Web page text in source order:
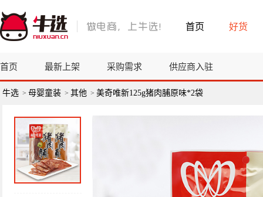
首页 好货
首页 最新上架 采购需求 供应商入驻
牛选 > 母婴童装 > 其他 > 美奇唯新125g猪肉脯原味*2袋